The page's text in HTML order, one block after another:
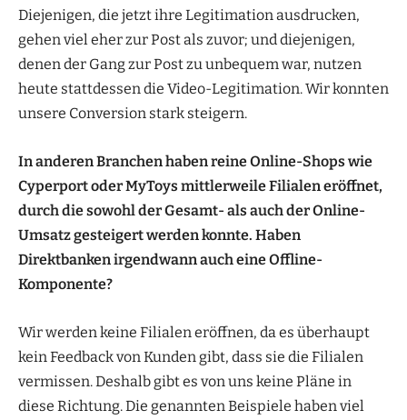
Diejenigen, die jetzt ihre Legitimation ausdrucken,
gehen viel eher zur Post als zuvor; und diejenigen,
denen der Gang zur Post zu unbequem war, nutzen
heute stattdessen die Video-Legitimation. Wir konnten
unsere Conversion stark steigern.
In anderen Branchen haben reine Online-Shops wie
Cyperport oder MyToys mittlerweile Filialen eröffnet,
durch die sowohl der Gesamt- als auch der Online-
Umsatz gesteigert werden konnte. Haben
Direktbanken irgendwann auch eine Offline-
Komponente?
Wir werden keine Filialen eröffnen, da es überhaupt
kein Feedback von Kunden gibt, dass sie die Filialen
vermissen. Deshalb gibt es von uns keine Pläne in
diese Richtung. Die genannten Beispiele haben viel